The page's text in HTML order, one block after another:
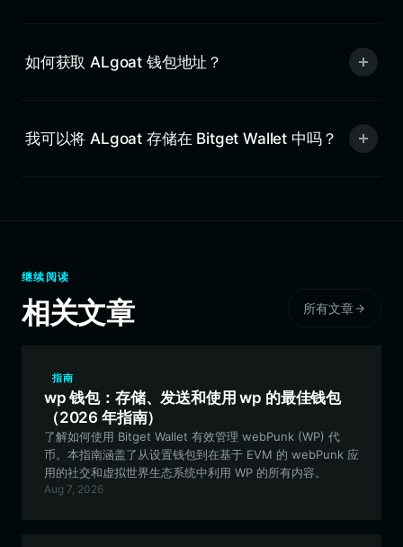
如何获取 ALgoat 钱包地址？
我可以将 ALgoat 存储在 Bitget Wallet 中吗？
继续阅读
相关文章 所有文章
指南
wp 钱包：存储、发送和使用 wp 的最佳钱包
（2026 年指南）
了解如何使用 Bitget Wallet 有效管理 webPunk (WP) 代
币。本指南涵盖了从设置钱包到在基于 EVM 的 webPunk 应
用的社交和虚拟世界生态系统中利用 WP 的所有内容。
Aug 7, 2026